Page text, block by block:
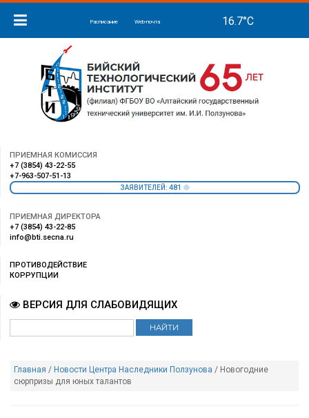
Расписание Web-почта
ПРИЕМНАЯ КОМИССИЯ
+7 (3854) 43-22-55
+7-963-507-51-13
ЗАЯВИТЕЛЕЙ: 481
ПРИЕМНАЯ ДИРЕКТОРА
+7 (3854) 43-22-85
info@bti.secna.ru
ПРОТИВОДЕЙСТВИЕ
КОРРУПЦИИ
ВЕРСИЯ ДЛЯ СЛАБОВИДЯЩИХ
Главная / Новости Центра Наследники Ползунова / Новогодние
сюрпризы для юных талантов